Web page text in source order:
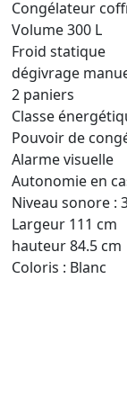
Congélateur
Volume 300 L
Froid statique
dégivrage
2 paniers
Classe
Pouvoir de
Alarme visuelle
Autonomie en
Niveau sonore :
Largeur 111 cm
hauteur 84.5 cm
Coloris : Blanc